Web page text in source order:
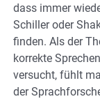
dass immer
Schiller oder
finden. Als der
korrekte
versucht, fühlt
der